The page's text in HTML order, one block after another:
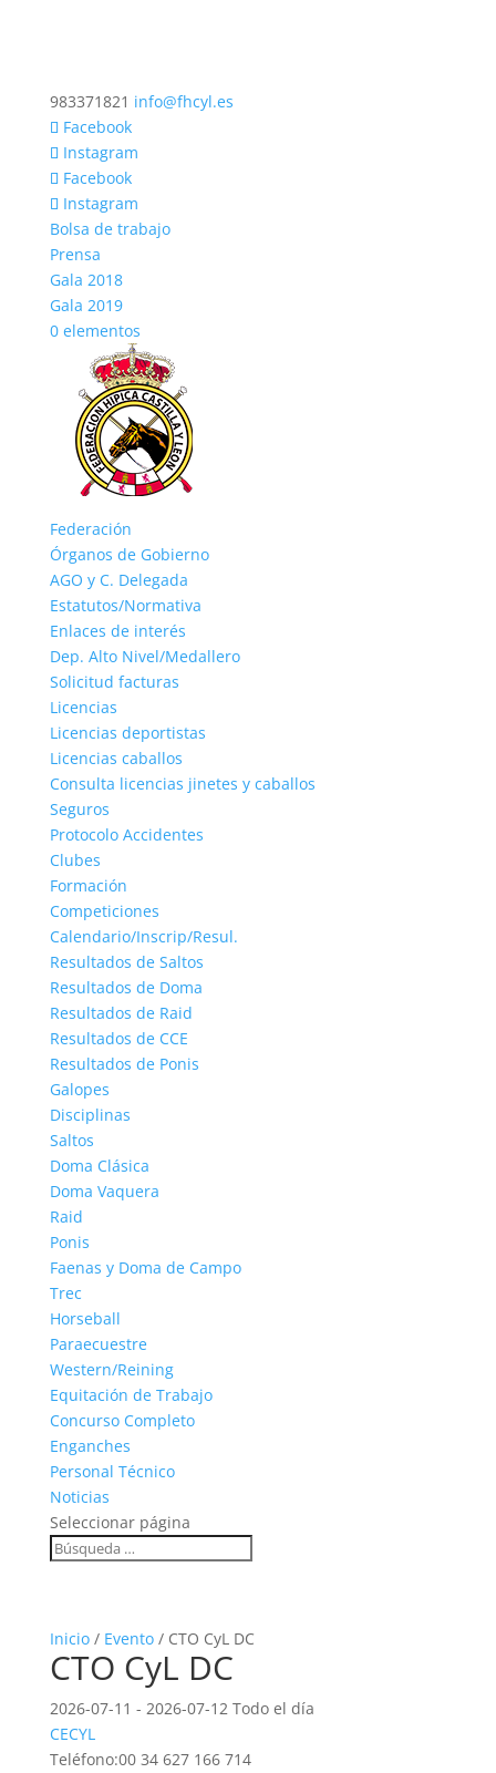
983371821 info@fhcyl.es
Facebook
Instagram
Facebook
Instagram
Bolsa de trabajo
Prensa
Gala 2018
Gala 2019
0 elementos
Federación
Órganos de Gobierno
AGO y C. Delegada
Estatutos/Normativa
Enlaces de interés
Dep. Alto Nivel/Medallero
Solicitud facturas
Licencias
Licencias deportistas
Licencias caballos
Consulta licencias jinetes y caballos
Seguros
Protocolo Accidentes
Clubes
Formación
Competiciones
Calendario/Inscrip/Resul.
Resultados de Saltos
Resultados de Doma
Resultados de Raid
Resultados de CCE
Resultados de Ponis
Galopes
Disciplinas
Saltos
Doma Clásica
Doma Vaquera
Raid
Ponis
Faenas y Doma de Campo
Trec
Horseball
Paraecuestre
Western/Reining
Equitación de Trabajo
Concurso Completo
Enganches
Personal Técnico
Noticias
Seleccionar página
Inicio/ Evento/ CTO CyL DC
CTO CyL DC
2026-07-11 - 2026-07-12 Todo el día
CECYL
Teléfono:00 34 627 166 714